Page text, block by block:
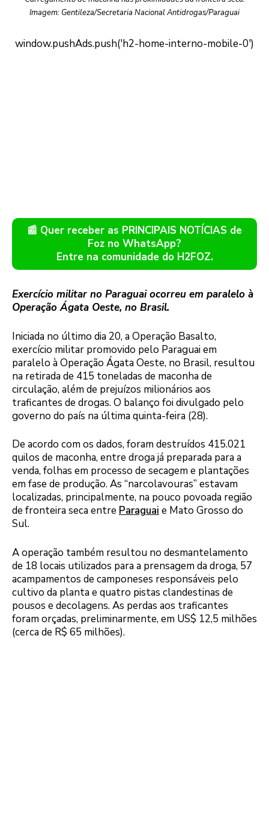
Imagem: Gentileza/Secretaria Nacional Antidrogas/Paraguai
📰 Quer receber as PRINCIPAIS NOTÍCIAS de
Foz no WhatsApp?
Entre na comunidade do H2FOZ.
Exercício militar no Paraguai ocorreu em paralelo à
Operação Ágata Oeste, no Brasil.
Iniciada no último dia 20, a Operação Basalto,
exercício militar promovido pelo Paraguai em
paralelo à Operação Ágata Oeste, no Brasil, resultou
na retirada de 415 toneladas de maconha de
circulação, além de prejuízos milionários aos
traficantes de drogas. O balanço foi divulgado pelo
governo do país na última quinta-feira (28).
De acordo com os dados, foram destruídos 415.021
quilos de maconha, entre droga já preparada para a
venda, folhas em processo de secagem e plantações
em fase de produção. As “narcolavouras” estavam
localizadas, principalmente, na pouco povoada região
de fronteira seca entre Paraguai e Mato Grosso do
Sul.
A operação também resultou no desmantelamento
de 18 locais utilizados para a prensagem da droga, 57
acampamentos de camponeses responsáveis pelo
cultivo da planta e quatro pistas clandestinas de
pousos e decolagens. As perdas aos traficantes
foram orçadas, preliminarmente, em US$ 12,5 milhões
(cerca de R$ 65 milhões).